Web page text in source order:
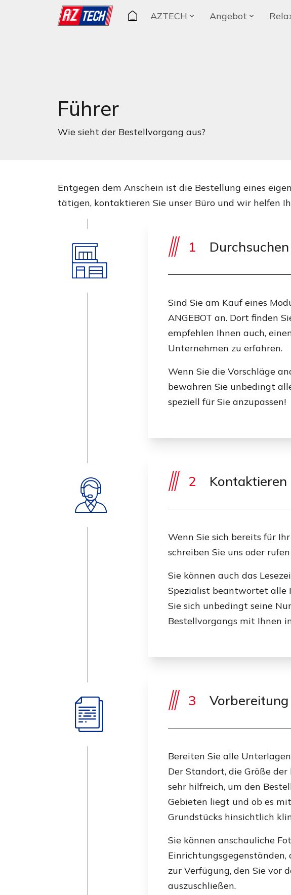
AZTECH Angebot
Führer
Wie sieht der Bestellvorgang aus?
Entgegen dem Anschein ist die Bestellung eines
tätigen, kontaktieren Sie unser Büro und wir helfen
1
Sind Sie am Kauf eines
ANGEBOT an. Dort finden
empfehlen Ihnen auch,
Unternehmen zu erfahren.
Wenn Sie die Vorschläge
bewahren Sie unbedingt
speziell für Sie anzupassen!
2 Kontaktieren
Wenn Sie sich bereits für
schreiben Sie uns oder
Sie können auch das
Spezialist beantwortet alle
Sie sich unbedingt seine
Bestellvorgangs mit Ihnen
3
Bereiten Sie alle
Der Standort, die Größe
sehr hilfreich, um den
Gebieten liegt und ob es
Grundstücks hinsichtlich
Sie können anschauliche
zur Verfügung, den Sie vor
auszuschließen.